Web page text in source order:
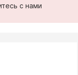
с нами